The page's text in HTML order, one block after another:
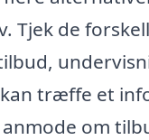
Tjek de
træffe et
anmode om